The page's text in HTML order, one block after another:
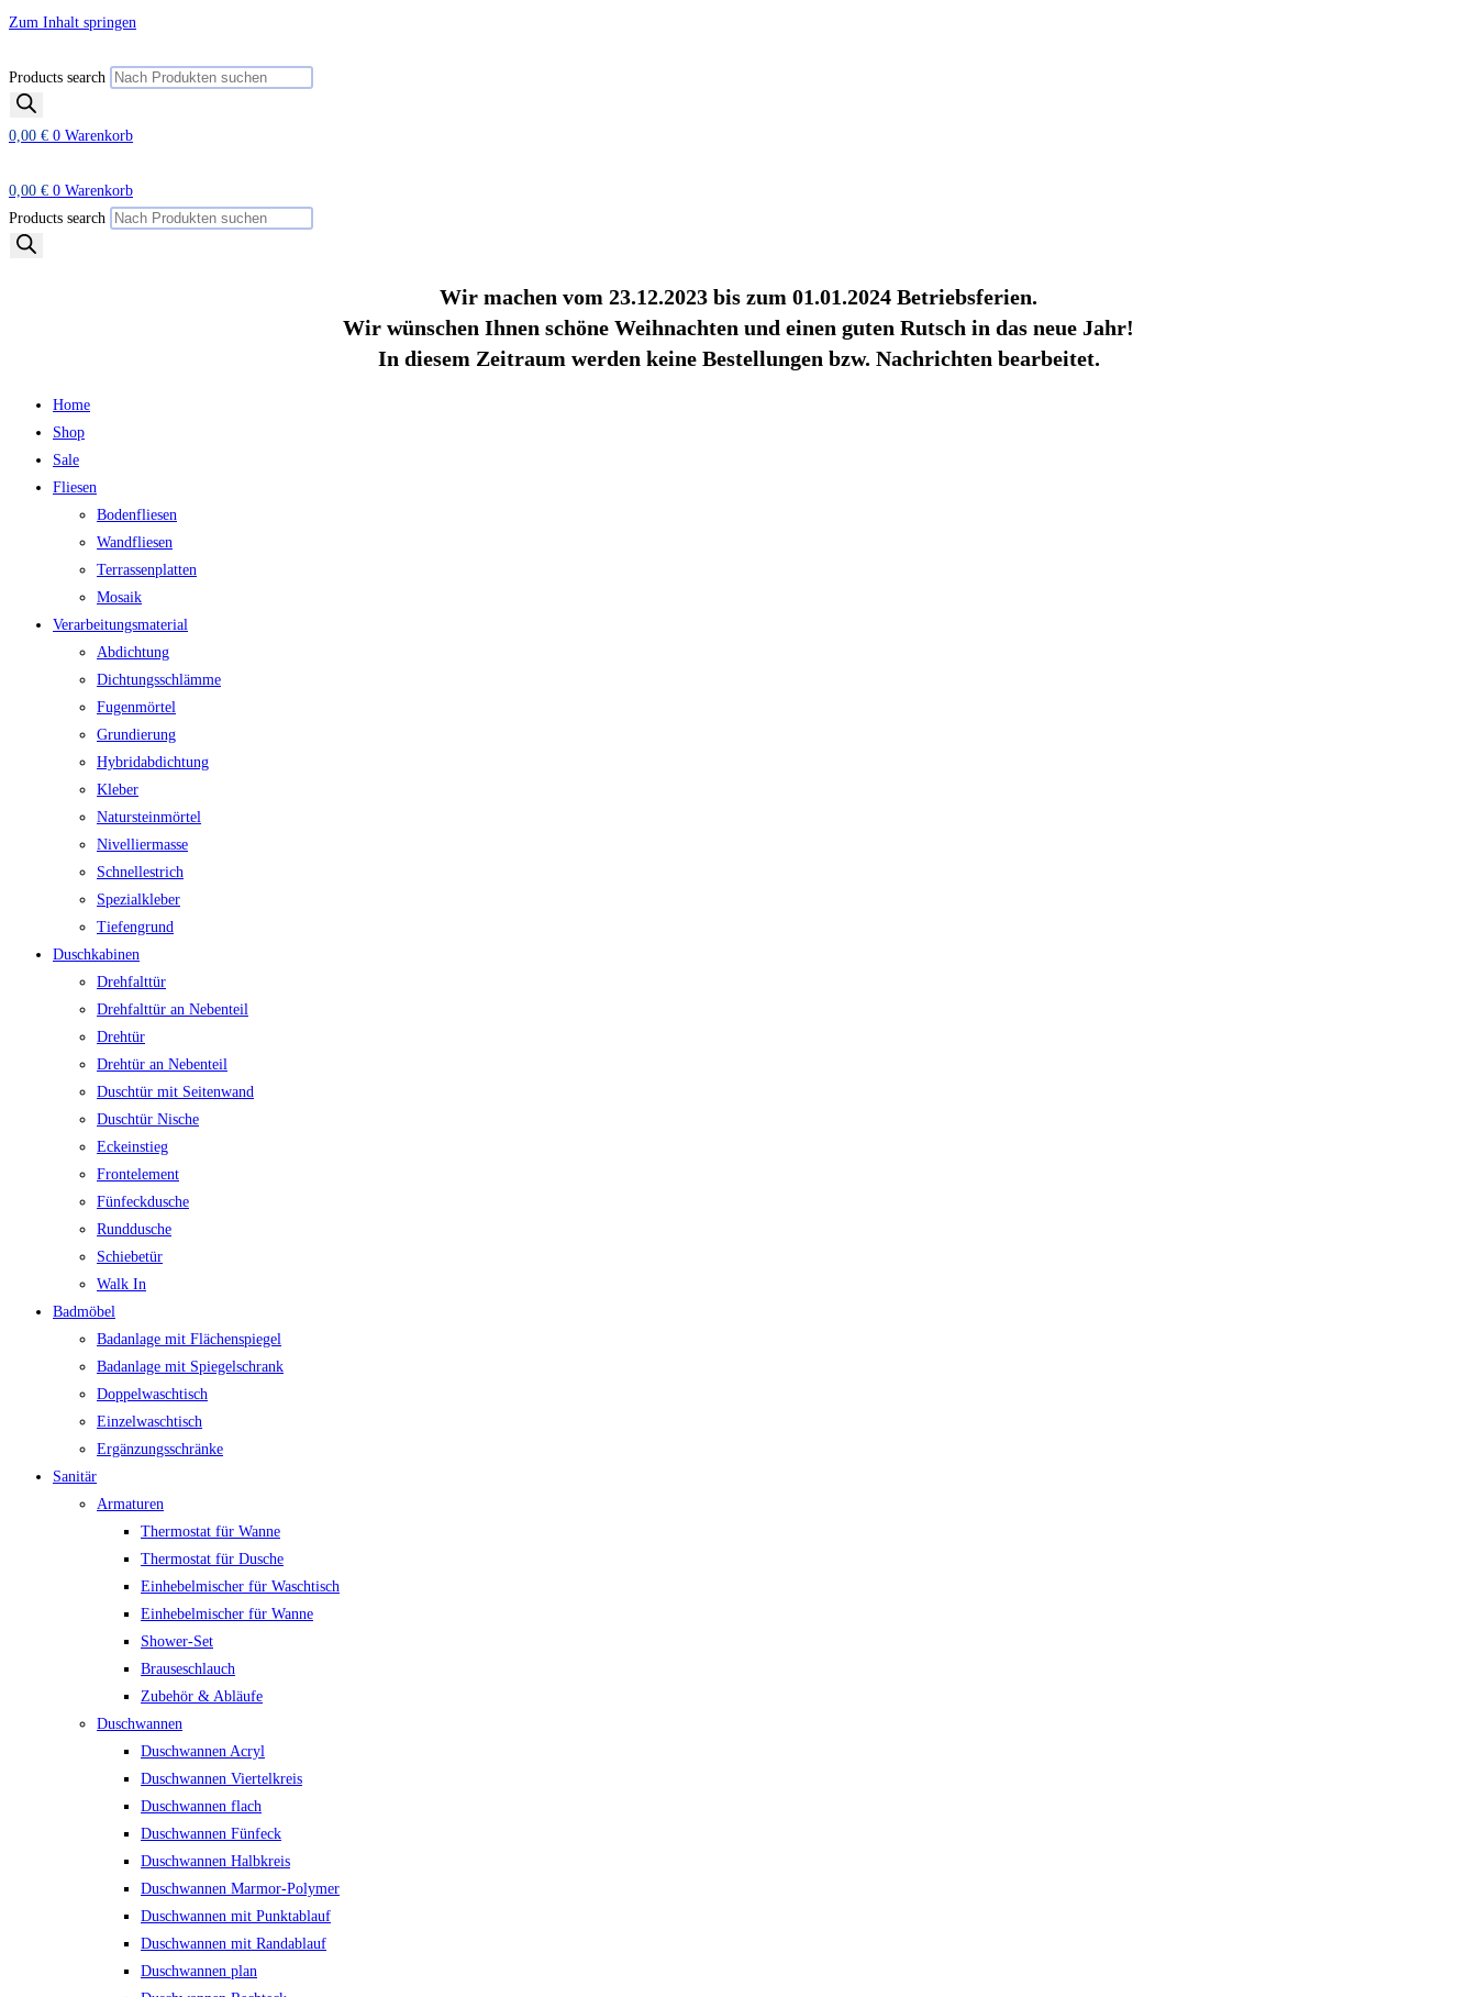
Zum Inhalt springen
Products search
0,00 € 0 Warenkorb
0,00 € 0 Warenkorb
Products search
Wir machen vom 23.12.2023 bis zum 01.01.2024 Betriebsferien.
Wir wünschen Ihnen schöne Weihnachten und einen guten Rutsch in das neue Jahr!
In diesem Zeitraum werden keine Bestellungen bzw. Nachrichten bearbeitet.
Home
Shop
Sale
Fliesen
Bodenfliesen
Wandfliesen
Terrassenplatten
Mosaik
Verarbeitungsmaterial
Abdichtung
Dichtungsschlämme
Fugenmörtel
Grundierung
Hybridabdichtung
Kleber
Natursteinmörtel
Nivelliermasse
Schnellestrich
Spezialkleber
Tiefengrund
Duschkabinen
Drehfalttür
Drehfalttür an Nebenteil
Drehtür
Drehtür an Nebenteil
Duschtür mit Seitenwand
Duschtür Nische
Eckeinstieg
Frontelement
Fünfeckdusche
Runddusche
Schiebetür
Walk In
Badmöbel
Badanlage mit Flächenspiegel
Badanlage mit Spiegelschrank
Doppelwaschtisch
Einzelwaschtisch
Ergänzungsschränke
Sanitär
Armaturen
Thermostat für Wanne
Thermostat für Dusche
Einhebelmischer für Waschtisch
Einhebelmischer für Wanne
Shower-Set
Brauseschlauch
Zubehör & Abläufe
Duschwannen
Duschwannen Acryl
Duschwannen Viertelkreis
Duschwannen flach
Duschwannen Fünfeck
Duschwannen Halbkreis
Duschwannen Marmor-Polymer
Duschwannen mit Punktablauf
Duschwannen mit Randablauf
Duschwannen plan